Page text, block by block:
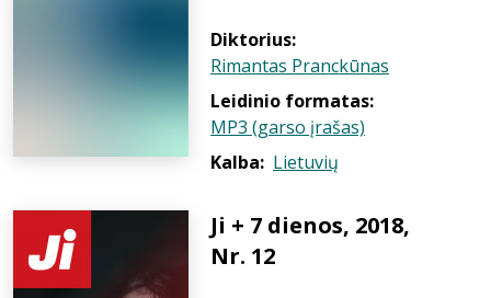
Diktorius:
Rimantas Pranckūnas
Leidinio formatas:
MP3 (garso įrašas)
Kalba: Lietuvių
Ji + 7 dienos, 2018,
Nr. 12